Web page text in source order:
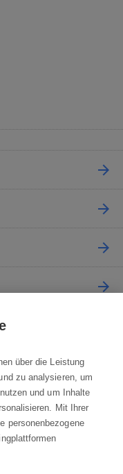
Uhr
über die Leistung
zu analysieren, um
und um Inhalte
Mit Ihrer
personenbezogene